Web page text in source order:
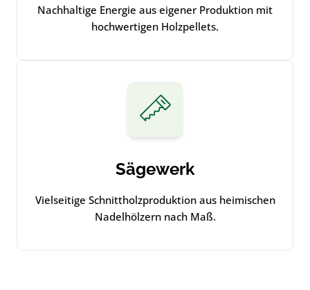
Nachhaltige Energie aus eigener Produktion mit
hochwertigen Holzpellets.
Sägewerk
Vielseitige Schnittholzproduktion aus heimischen
Nadelhölzern nach Maß.